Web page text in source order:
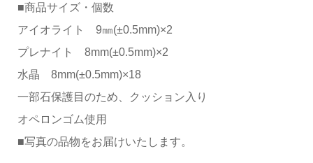
■商品サイズ・個数
アイオライト 9㎜(±0.5mm)×2
プレナイト 8mm(±0.5mm)×2
水晶 8mm(±0.5mm)×18
一部石保護目のため、クッション入り
オペロンゴム使用
■写真の品物をお届けいたします。